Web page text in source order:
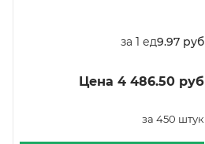
за 1 ед9.97 руб
Цена 4 486.50 руб
за 450 штук